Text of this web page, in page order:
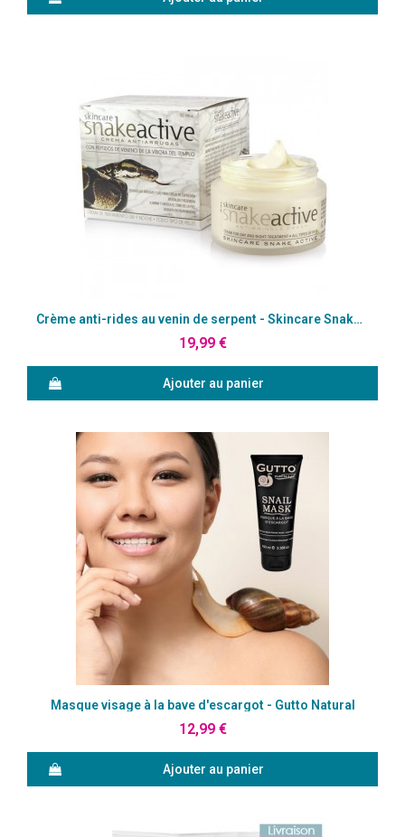
Aperçu rapide Crème anti-rides au venin de serpent - Skincare Snake Active
19,99 €
Ajouter au panier
Aperçu rapide
Masque visage à la bave d'escargot - Gutto Natural
12,99 €
Ajouter au panier